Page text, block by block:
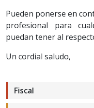
Pueden ponerse en
profesional para
puedan tener al
Un cordial saludo,
Fiscal